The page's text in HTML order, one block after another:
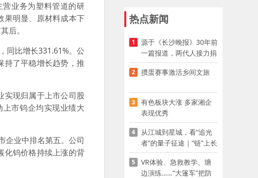
业务为塑料管道的研
果明显、原材料成本下
后。
同比增长331.61%。公
持了平稳增长趋势，推
现归属于上市公司股
市钨企均实现业绩大
业中排名第五。公司
化钨价格持续上涨的背
热点新闻
1
源于《长沙晚报》30年前
一篇报道，两代人接力捐
资助学
2 掼蛋赛事激活乡间文旅
3
有色板块大涨 多家湘企
表现优秀
4
从江城到星城，看“追光
者”的量子征途｜“链”上长
沙 “才”够硬核
5
VR体验、急救教学、塘
边演练……“大篷车”把防